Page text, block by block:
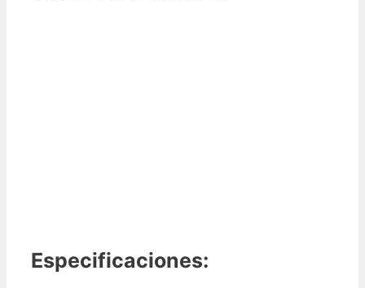
Especificaciones: